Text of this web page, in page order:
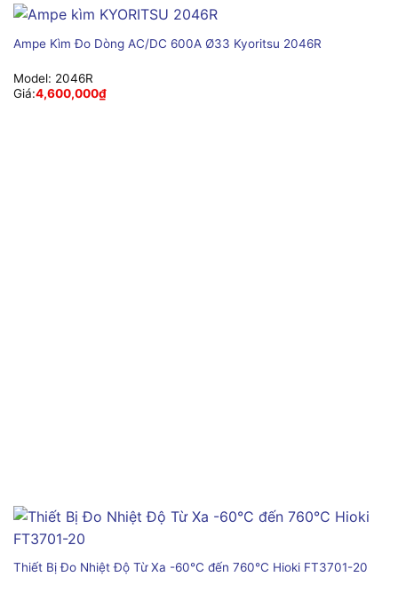
Ampe Kìm Đo Dòng AC/DC 600A Ø33 Kyoritsu 2046R
Model: 2046R
Giá:4,600,000₫
Thiết Bị Đo Nhiệt Độ Từ Xa -60°C đến 760°C Hioki FT3701-20